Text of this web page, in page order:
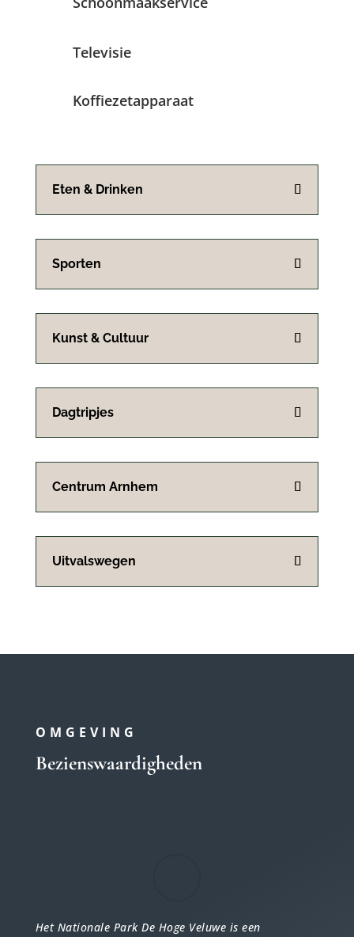
Televisie
Koffiezetapparaat
Eten & Drinken
Sporten
Kunst & Cultuur
Dagtripjes
Centrum Arnhem
Uitvalswegen
OMGEVING
Bezienswaardigheden
Het Nationale Park De Hoge Veluwe is een